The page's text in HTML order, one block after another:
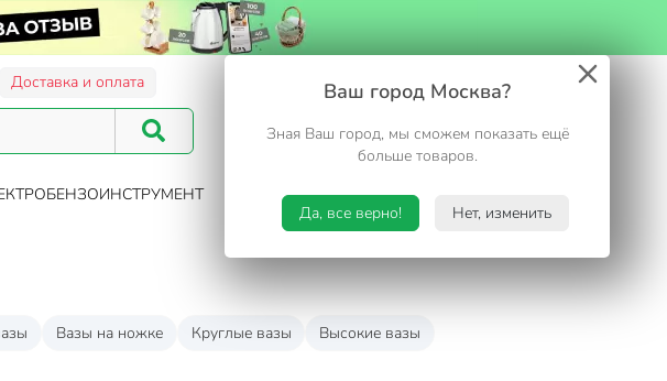
Ваш город Москва?
Зная Ваш город, мы сможем показать ещё
больше товаров.
Да, все верно! Нет, изменить
Доставка и оплата
Корзина
САД И ОГОРОД ТУРИЗМ. ОТДЫХ НА ДАЧЕ
Вазы на ножке Круглые вазы
Высокие вазы